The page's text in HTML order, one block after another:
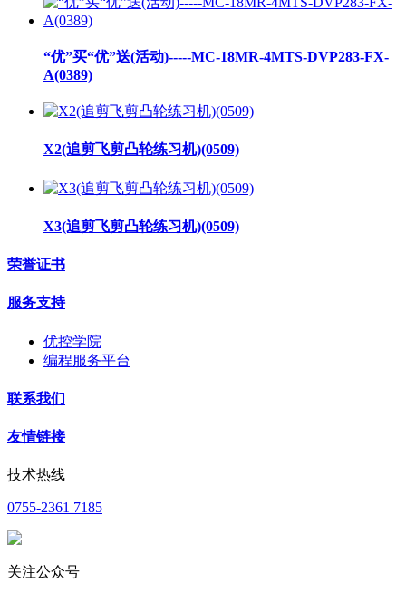
“优”买“优”送(活动)-----MC-18MR-4MTS-DVP283-FX-
A(0389)
X2(追剪飞剪凸轮练习机)(0509)
X3(追剪飞剪凸轮练习机)(0509)
荣誉证书
服务支持
优控学院
编程服务平台
联系我们
友情链接
技术热线
0755-2361 7185
关注公众号